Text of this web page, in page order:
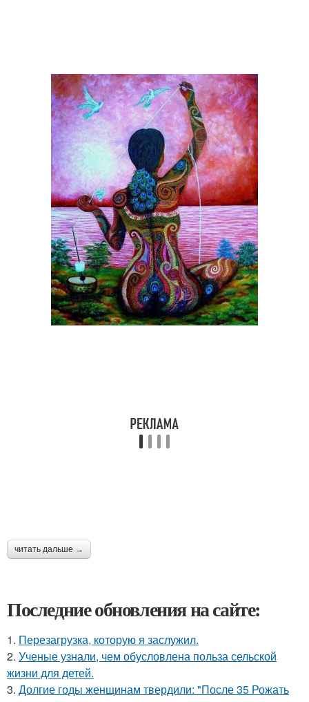
читать дальше →
Последние обновления на сайте:
1. Перезагрузка, которую я заслужил.
2. Ученые узнали, чем обусловлена польза сельской
жизни для детей.
3. Долгие годы женщинам твердили: "После 35 Рожать